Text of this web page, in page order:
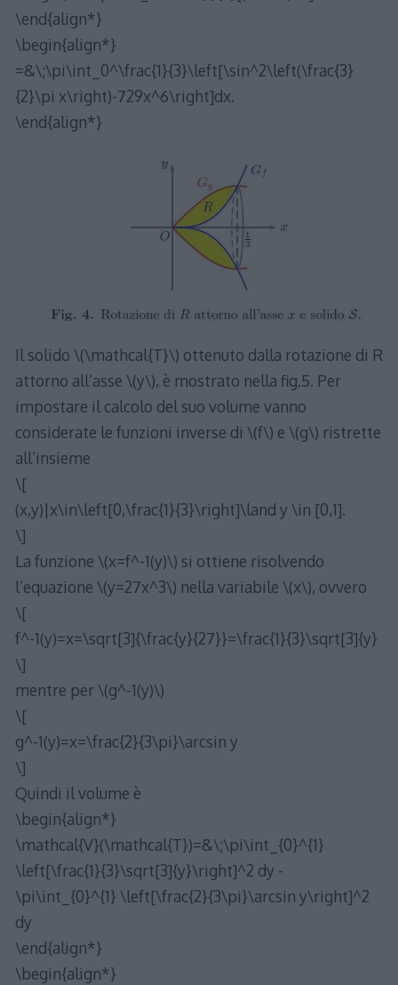
\end{align*}
\begin{align*}
=&\;\pi\int_0^\frac{1}{3}\left[\sin^2\left(\frac{3}
{2}\pi x\right)-729x^6\right]dx.
\end{align*}
Il solido \(\mathcal{T}\) ottenuto dalla rotazione di R
attorno all’asse \(y\), è mostrato nella fig.5. Per
impostare il calcolo del suo volume vanno
considerate le funzioni inverse di \(f\) e \(g\) ristrette
all’insieme
\[
(x,y)|x\in\left[0,\frac{1}{3}\right]\land y \in [0,1].
\]
La funzione \(x=f^-1(y)\) si ottiene risolvendo
l’equazione \(y=27x^3\) nella variabile \(x\), ovvero
\[
f^-1(y)=x=\sqrt[3]{\frac{y}{27}}=\frac{1}{3}\sqrt[3]{y}
\]
mentre per \(g^-1(y)\)
\[
g^-1(y)=x=\frac{2}{3\pi}\arcsin y
\]
Quindi il volume è
\begin{align*}
\mathcal{V}(\mathcal{T})=&\;\pi\int_{0}^{1}
\left[\frac{1}{3}\sqrt[3]{y}\right]^2 dy -
\pi\int_{0}^{1} \left[\frac{2}{3\pi}\arcsin y\right]^2
dy
\end{align*}
\begin{align*}